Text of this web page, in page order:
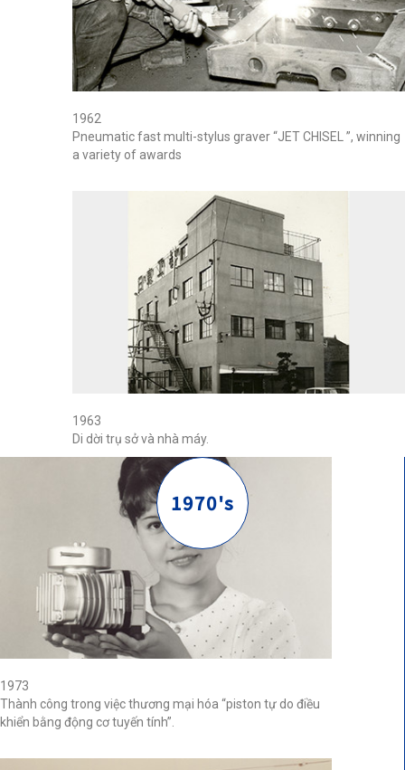
1962
Pneumatic fast multi-stylus graver “JET CHISEL ”, winning
a variety of awards
1963
Di dời trụ sở và nhà máy.
1970's
1973
Thành công trong việc thương mại hóa “piston tự do điều
khiển bằng động cơ tuyến tính”.